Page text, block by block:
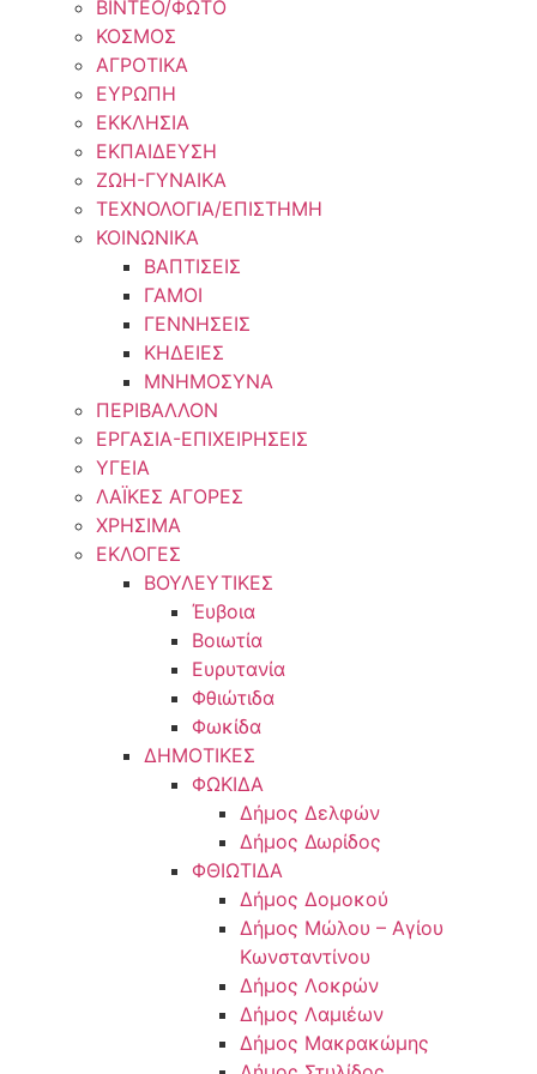
ΒΙΝΤΕΟ/ΦΩΤΟ
ΚΟΣΜΟΣ
ΑΓΡΟΤΙΚΑ
ΕΥΡΩΠΗ
ΕΚΚΛΗΣΙΑ
ΕΚΠΑΙΔΕΥΣΗ
ΖΩΗ-ΓΥΝΑΙΚΑ
ΤΕΧΝΟΛΟΓΙΑ/ΕΠΙΣΤΗΜΗ
ΚΟΙΝΩΝΙΚΑ
ΒΑΠΤΙΣΕΙΣ
ΓΑΜΟΙ
ΓΕΝΝΗΣΕΙΣ
ΚΗΔΕΙΕΣ
ΜΝΗΜΟΣΥΝΑ
ΠΕΡΙΒΑΛΛΟΝ
ΕΡΓΑΣΙΑ-ΕΠΙΧΕΙΡΗΣΕΙΣ
ΥΓΕΙΑ
ΛΑΪΚΕΣ ΑΓΟΡΕΣ
ΧΡΗΣΙΜΑ
ΕΚΛΟΓΕΣ
ΒΟΥΛΕΥΤΙΚΕΣ
Έυβοια
Βοιωτία
Ευρυτανία
Φθιώτιδα
Φωκίδα
ΔΗΜΟΤΙΚΕΣ
ΦΩΚΙΔΑ
Δήμος Δελφών
Δήμος Δωρίδος
ΦΘΙΩΤΙΔΑ
Δήμος Δομοκού
Δήμος Μώλου – Αγίου
Κωνσταντίνου
Δήμος Λοκρών
Δήμος Λαμιέων
Δήμος Μακρακώμης